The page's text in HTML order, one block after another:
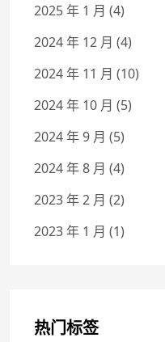
2025 年 1 月 (4)
2024 年 12 月 (4)
2024 年 11 月 (10)
2024 年 10 月 (5)
2024 年 9 月 (5)
2024 年 8 月 (4)
2023 年 2 月 (2)
2023 年 1 月 (1)
热门标签